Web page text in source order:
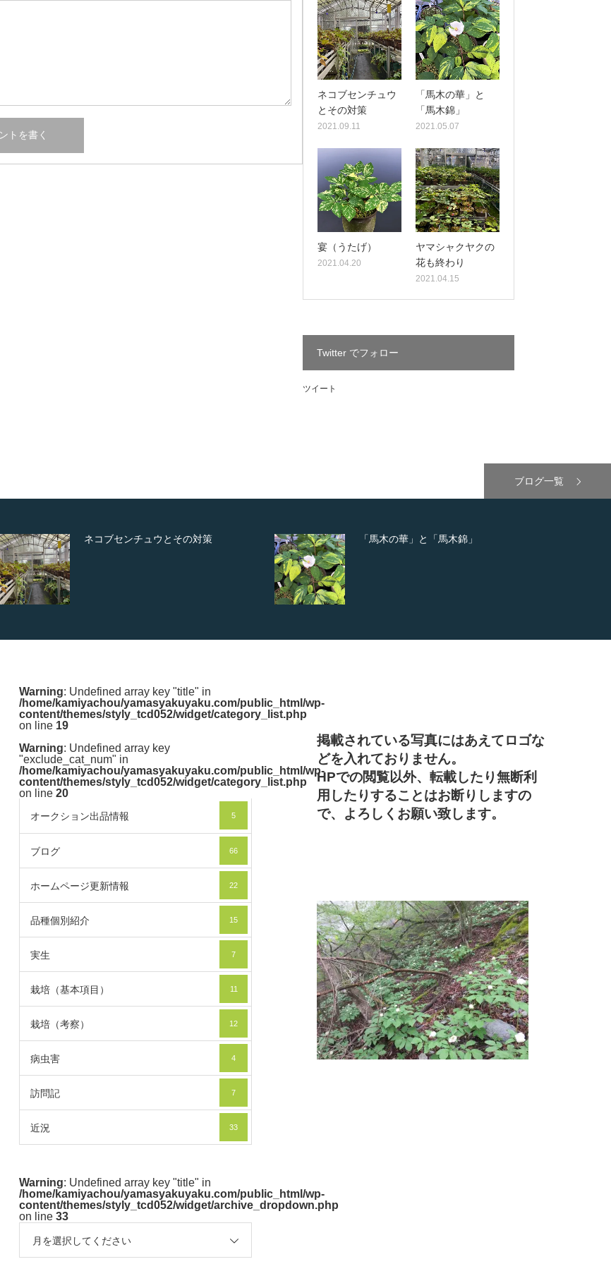
ネコブセンチュウ
とその対策
2021.09.11
「馬木の華」と
「馬木錦」
2021.05.07
宴（うたげ）
2021.04.20
ヤマシャクヤクの
花も終わり
2021.04.15
Twitter でフォロー
ツイート
ブログ一覧
ネコブセンチュウとその対策 「馬木の華」と「馬木錦」
Warning: Undefined array key "title" in
/home/kamiyachou/yamasyakuyaku.com/public_html/wp-
content/themes/styly_tcd052/widget/category_list.php
on line 19
Warning: Undefined array key
"exclude_cat_num" in
/home/kamiyachou/yamasyakuyaku.com/public_html/wp-
content/themes/styly_tcd052/widget/category_list.php
on line 20
オークション出品情報 5
ブログ 66
ホームページ更新情報 22
品種個別紹介 15
実生 7
栽培（基本項目） 11
栽培（考察） 12
病虫害 4
訪問記 7
近況 33
Warning: Undefined array key "title" in
/home/kamiyachou/yamasyakuyaku.com/public_html/wp-
content/themes/styly_tcd052/widget/archive_dropdown.php
on line 33
月を選択してください
掲載されている写真にはあえてロゴな
どを入れておりません。
HPでの閲覧以外、転載したり無断利
用したりすることはお断りしますの
で、よろしくお願い致します。